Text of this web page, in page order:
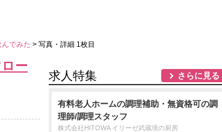
んでみた > 写真・詳細 1枚目
ー
求人特集 さらに見る
有料老人ホームの調理補助・無資格可の調
理師/調理スタッフ
株式会社HITOWA イリーゼ武蔵境の厨房